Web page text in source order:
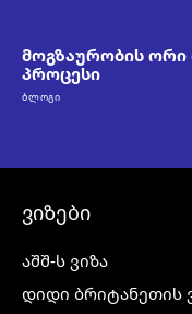
მოგზაურობის ორი
პროცესი
ᲑᲚᲝᲒᲘ
ვიზები
აშშ-ს ვიზა
დიდი ბრიტანეთის